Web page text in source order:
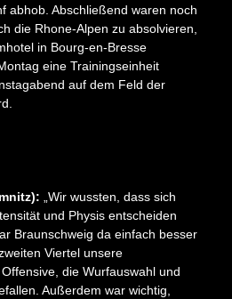
abhob. Abschließend waren noch
die Rhone-Alpen zu absolvieren,
in Bourg-en-Bresse
eine Trainingseinheit
auf dem Feld der
„Wir wussten, dass sich
und Physis entscheiden
Braunschweig da einfach besser
Viertel unsere
die Wurfauswahl und
Außerdem war wichtig,